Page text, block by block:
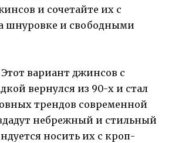
и сочетайте их с
шнуровке и свободными
Этот вариант джинсов с
вернулся из 90-х и стал
трендов современной
небрежный и стильный
носить их с кроп-